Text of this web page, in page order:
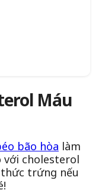
hàm lượng
Chúng
cholesterol -
Máu
bão hòa làm
với cholesterol
trứng nếu